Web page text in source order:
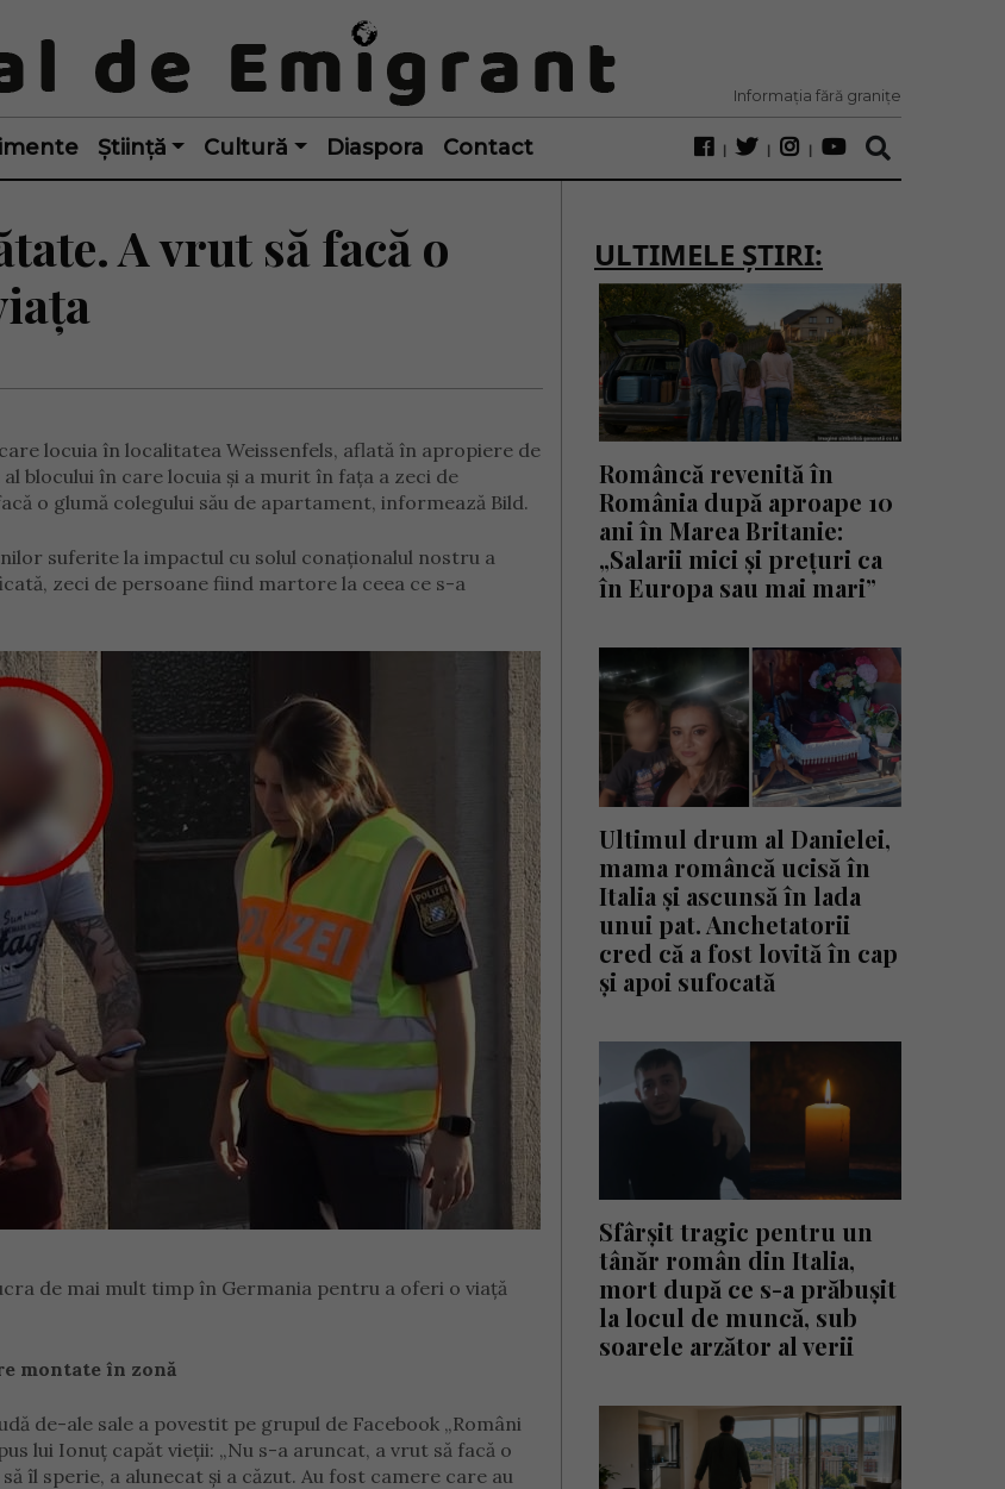
Informația fără granițe
Știință Cultură Diaspora Contact
A vrut să facă o
locuia în localitatea Weissenfels, aflată în apropiere de
blocului în care locuia și a murit în fața a zeci de
o glumă colegului său de apartament, informează Bild.
suferite la impactul cu solul conaționalul nostru a
zeci de persoane fiind martore la ceea ce s-a
de mai mult timp în Germania pentru a oferi o viață
montate în zonă
de-ale sale a povestit pe grupul de Facebook „Români
lui Ionuț capăt vieții: „Nu s-a aruncat, a vrut să facă o
îl sperie, a alunecat și a căzut. Au fost camere care au
ULTIMELE ȘTIRI:
Româncă revenită în
România după aproape 10
ani în Marea Britanie:
„Salarii mici și prețuri ca
în Europa sau mai mari”
Ultimul drum al Danielei,
mama româncă ucisă în
Italia și ascunsă în lada
unui pat. Anchetatorii
cred că a fost lovită în cap
și apoi sufocată
Sfârșit tragic pentru un
tânăr român din Italia,
mort după ce s-a prăbușit
la locul de muncă, sub
soarele arzător al verii